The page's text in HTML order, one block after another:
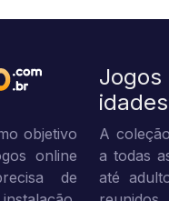
objetivo
online
de
Jogos
idades
A
a todas
até